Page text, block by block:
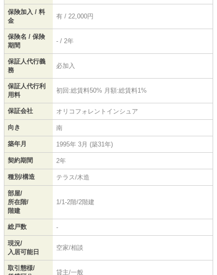
保険加入 / 料
金
有 / 22,000円
保険名 / 保険
期間
- / 2年
保証人代行義
務
必加入
保証人代行利
用料
初回:総賃料50% 月額:総賃料1%
保証会社 オリコフォレントインシュア
向き 南
築年月 1995年 3月 (築31年)
契約期間 2年
種別/構造 テラス/木造
部屋/
所在階/
階建
1/1-2階/2階建
総戸数 -
現況/
入居可能日
空家/相談
取引態様/
貸主/一般